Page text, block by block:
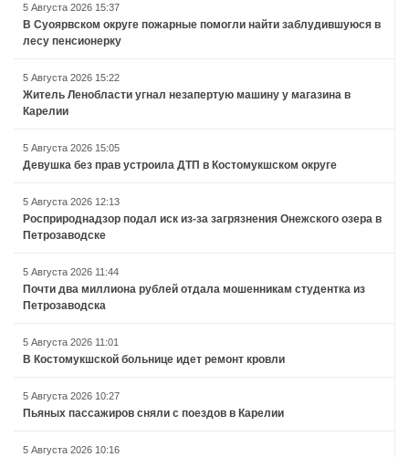
5 Августа 2026 15:37
В Суоярвском округе пожарные помогли найти заблудившуюся в
лесу пенсионерку
5 Августа 2026 15:22
Житель Ленобласти угнал незапертую машину у магазина в
Карелии
5 Августа 2026 15:05
Девушка без прав устроила ДТП в Костомукшском округе
5 Августа 2026 12:13
Росприроднадзор подал иск из-за загрязнения Онежского озера в
Петрозаводске
5 Августа 2026 11:44
Почти два миллиона рублей отдала мошенникам студентка из
Петрозаводска
5 Августа 2026 11:01
В Костомукшской больнице идет ремонт кровли
5 Августа 2026 10:27
Пьяных пассажиров сняли с поездов в Карелии
5 Августа 2026 10:16